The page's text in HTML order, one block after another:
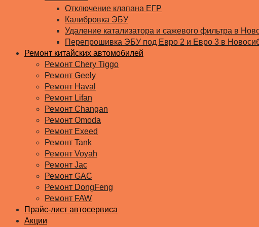
Отключение клапана ЕГР
Калибровка ЭБУ
Удаление катализатора и сажевого фильтра в
Перепрошивка ЭБУ под Евро 2 и Евро 3 в
Ремонт китайских автомобилей
Ремонт Chery Tiggo
Ремонт Geely
Ремонт Haval
Ремонт Lifan
Ремонт Changan
Ремонт Omoda
Ремонт Exeed
Ремонт Tank
Ремонт Voyah
Ремонт Jac
Ремонт GAC
Ремонт DongFeng
Ремонт FAW
Прайс-лист автосервиса
Акции